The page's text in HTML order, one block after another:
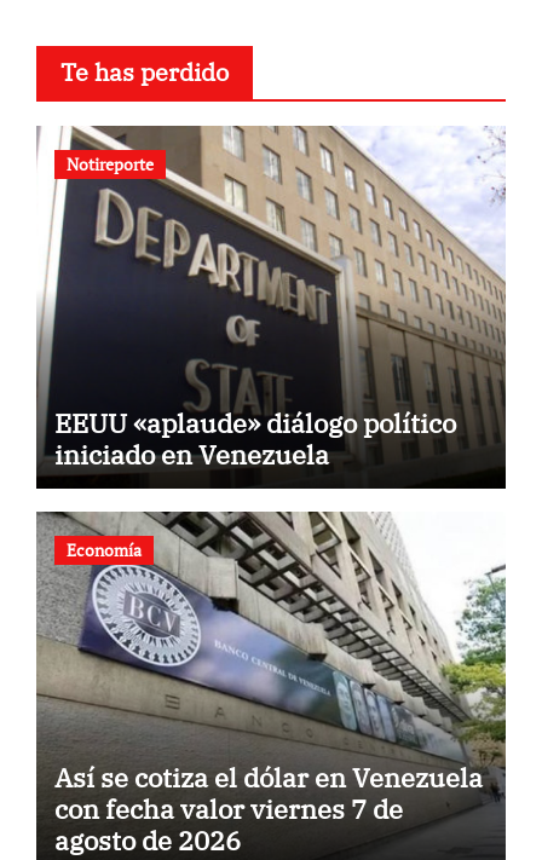
Te has perdido
Notireporte
EEUU «aplaude» diálogo político
iniciado en Venezuela
Economía
Así se cotiza el dólar en Venezuela
con fecha valor viernes 7 de
agosto de 2026